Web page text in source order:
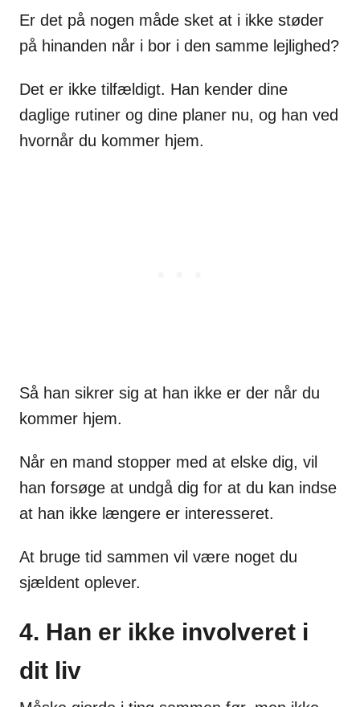
Er det på nogen måde sket at i ikke støder
på hinanden når i bor i den samme lejlighed?
Det er ikke tilfældigt. Han kender dine
daglige rutiner og dine planer nu, og han ved
hvornår du kommer hjem.
Så han sikrer sig at han ikke er der når du
kommer hjem.
Når en mand stopper med at elske dig, vil
han forsøge at undgå dig for at du kan indse
at han ikke længere er interesseret.
At bruge tid sammen vil være noget du
sjældent oplever.
4. Han er ikke involveret i
dit liv